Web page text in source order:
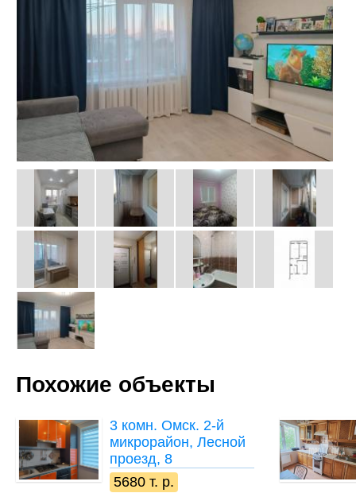
Похожие объекты
3 комн. Омск. 2-й
микрорайон, Лесной
проезд, 8
5680 т. р.